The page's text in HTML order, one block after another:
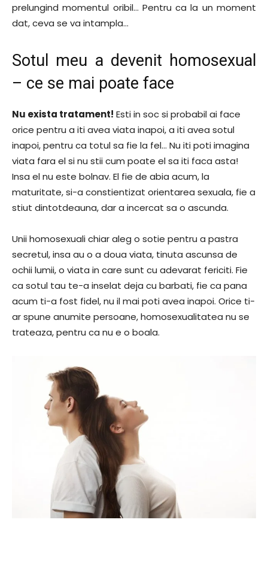
prelungind momentul oribil… Pentru ca la un moment
dat, ceva se va intampla…
Sotul meu a devenit homosexual
– ce se mai poate face
Nu exista tratament! Esti in soc si probabil ai face
orice pentru a iti avea viata inapoi, a iti avea sotul
inapoi, pentru ca totul sa fie la fel… Nu iti poti imagina
viata fara el si nu stii cum poate el sa iti faca asta!
Insa el nu este bolnav. El fie de abia acum, la
maturitate, si-a constientizat orientarea sexuala, fie a
stiut dintotdeauna, dar a incercat sa o ascunda.
Unii homosexuali chiar aleg o sotie pentru a pastra
secretul, insa au o a doua viata, tinuta ascunsa de
ochii lumii, o viata in care sunt cu adevarat fericiti. Fie
ca sotul tau te-a inselat deja cu barbati, fie ca pana
acum ti-a fost fidel, nu il mai poti avea inapoi. Orice ti-
ar spune anumite persoane, homosexualitatea nu se
trateaza, pentru ca nu e o boala.